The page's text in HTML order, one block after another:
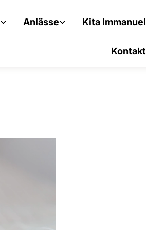
Anlässe Kita Immanuel
Kontakt